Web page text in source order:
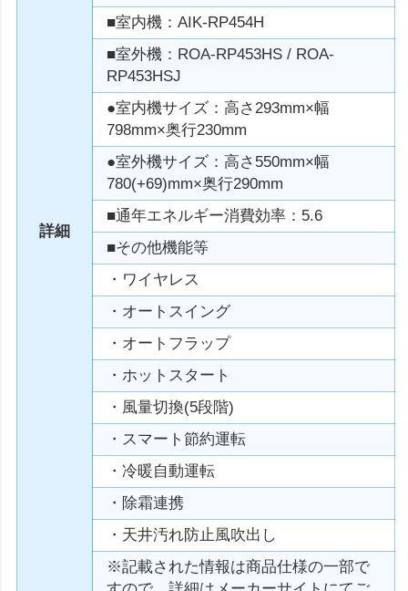
詳細
■室内機：AIK-RP454H
■室外機：ROA-RP453HS / ROA-
RP453HSJ
●室内機サイズ：高さ293mm×幅
798mm×奥行230mm
●室外機サイズ：高さ550mm×幅
780(+69)mm×奥行290mm
■通年エネルギー消費効率：5.6
■その他機能等
・ワイヤレス
・オートスイング
・オートフラップ
・ホットスタート
・風量切換(5段階)
・スマート節約運転
・冷暖自動運転
・除霜連携
・天井汚れ防止風吹出し
※記載された情報は商品仕様の一部で